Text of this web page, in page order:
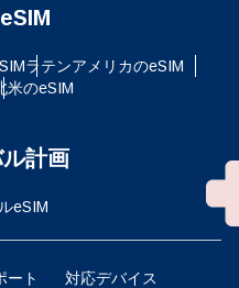
ラテンアメリカのeSIM
米のeSIM
計画
eSIM
ート 対応デバイス